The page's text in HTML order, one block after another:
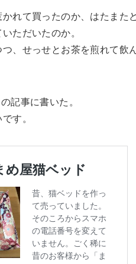
れて買ったのか、はたまた
ただいたのか。
、せっせとお茶を煎れて飲
記事に書いた。
す。